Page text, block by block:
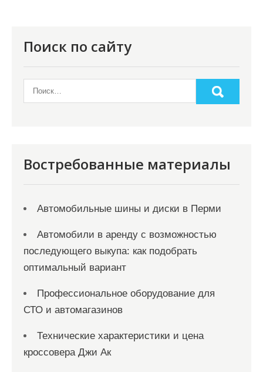
Поиск по сайту
Востребованные материалы
Автомобильные шины и диски в Перми
Автомобили в аренду с возможностью
последующего выкупа: как подобрать
оптимальный вариант
Профессиональное оборудование для
СТО и автомагазинов
Технические характеристики и цена
кроссовера Джи Ак